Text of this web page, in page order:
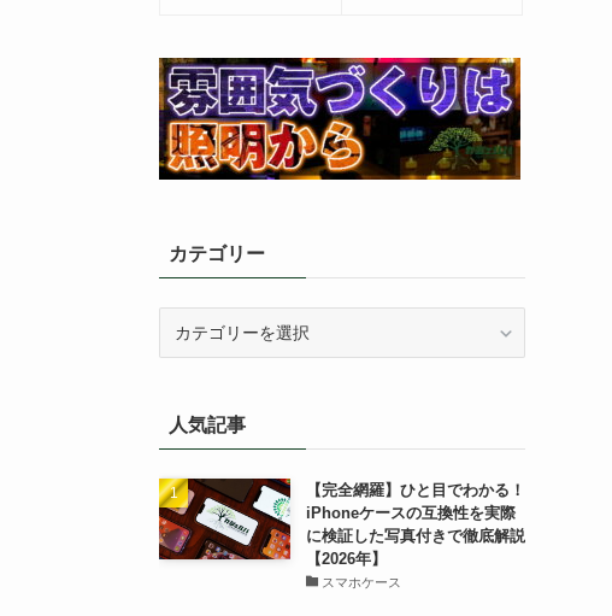
カテゴリー
ー人気記事
【完全網羅】ひと目でわかる！
iPhoneケースの互換性を実際
に検証した写真付きで徹底解説
【2026年】
スマホケース